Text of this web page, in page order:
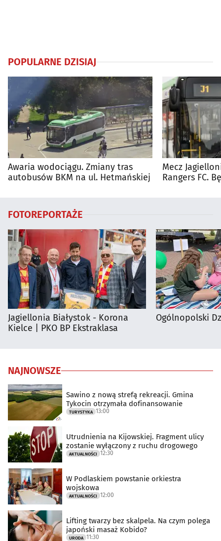
POPULARNE DZISIAJ
Awaria wodociągu. Zmiany tras
autobusów BKM na ul. Hetmańskiej
Mecz
Rangers FC.
FOTOREPORTAŻE
Jagiellonia Białystok - Korona
Kielce | PKO BP Ekstraklasa
Ogólnopolski
NAJNOWSZE
Sawino z nową strefą rekreacji. Gmina
Tykocin otrzymała dofinansowanie
TURYSTYKA 13:00
Utrudnienia na Kijowskiej. Fragment ulicy
zostanie wyłączony z ruchu drogowego
AKTUALNOŚCI 12:30
W Podlaskiem powstanie orkiestra
wojskowa
AKTUALNOŚCI 12:00
Lifting twarzy bez skalpela. Na czym polega
japoński masaż Kobido?
URODA 11:30